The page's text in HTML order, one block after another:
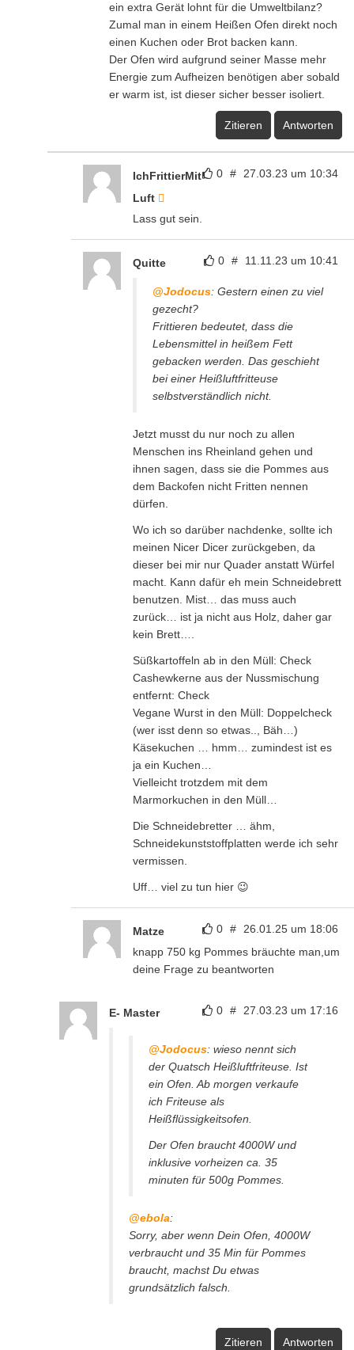
ein extra Gerät lohnt für die Umweltbilanz?
Zumal man in einem Heißen Ofen direkt noch
einen Kuchen oder Brot backen kann.
Der Ofen wird aufgrund seiner Masse mehr
Energie zum Aufheizen benötigen aber sobald
er warm ist, ist dieser sicher besser isoliert.
Zitieren Antworten
0 # 27.03.23 um 10:34
IchFrittierMit
Luft
Lass gut sein.
0 # 11.11.23 um 10:41
Quitte
@Jodocus: Gestern einen zu viel
gezecht?
Frittieren bedeutet, dass die
Lebensmittel in heißem Fett
gebacken werden. Das geschieht
bei einer Heißluftfritteuse
selbstverständlich nicht.
Jetzt musst du nur noch zu allen
Menschen ins Rheinland gehen und
ihnen sagen, dass sie die Pommes aus
dem Backofen nicht Fritten nennen
dürfen.
Wo ich so darüber nachdenke, sollte ich
meinen Nicer Dicer zurückgeben, da
dieser bei mir nur Quader anstatt Würfel
macht. Kann dafür eh mein Schneidebrett
benutzen. Mist… das muss auch
zurück… ist ja nicht aus Holz, daher gar
kein Brett….
Süßkartoffeln ab in den Müll: Check
Cashewkerne aus der Nussmischung
entfernt: Check
Vegane Wurst in den Müll: Doppelcheck
(wer isst denn so etwas.., Bäh…)
Käsekuchen … hmm… zumindest ist es
ja ein Kuchen…
Vielleicht trotzdem mit dem
Marmorkuchen in den Müll…
Die Schneidebretter … ähm,
Schneidekunststoffplatten werde ich sehr
vermissen.
Uff… viel zu tun hier 😉
0 # 26.01.25 um 18:06
Matze
knapp 750 kg Pommes bräuchte man,um
deine Frage zu beantworten
0 # 27.03.23 um 17:16
E- Master
@Jodocus: wieso nennt sich
der Quatsch Heißluftfriteuse. Ist
ein Ofen. Ab morgen verkaufe
ich Friteuse als
Heißflüssigkeitsofen.
Der Ofen braucht 4000W und
inklusive vorheizen ca. 35
minuten für 500g Pommes.
@ebola:
Sorry, aber wenn Dein Ofen, 4000W
verbraucht und 35 Min für Pommes
braucht, machst Du etwas
grundsätzlich falsch.
Zitieren Antworten